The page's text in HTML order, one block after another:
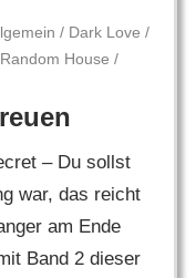
/ Dark Love /
Random House /
– Du sollst
war, das reicht
am Ende
Band 2 dieser